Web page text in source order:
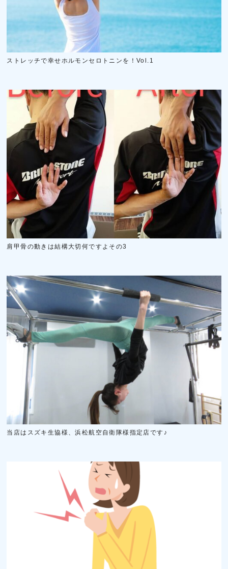
ストレッチで幸せホルモンセロトニンを！Vol.1
肩甲骨の動きは結構大切何ですよその3
当店はスズキ生協様、浜松航空自衛隊様指定店です♪